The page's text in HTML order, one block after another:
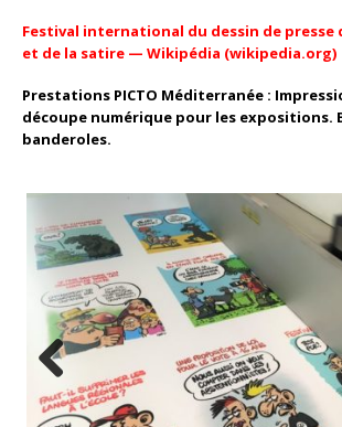
Festival international du dessin de presse
et de la satire — Wikipédia (wikipedia.org)
Prestations PICTO Méditerranée :
découpe numérique pour les expositions.
banderoles.
Previous